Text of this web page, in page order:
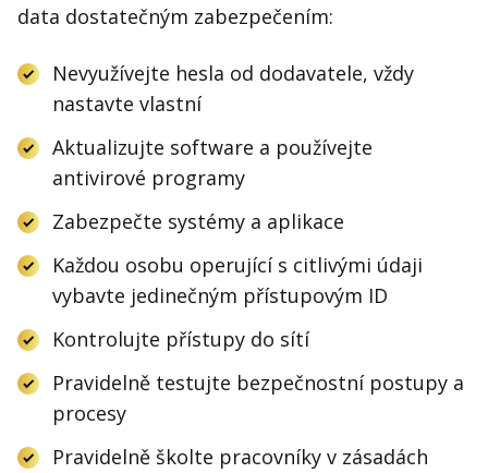
data dostatečným zabezpečením:
Nevyužívejte hesla od dodavatele, vždy
nastavte vlastní
Aktualizujte software a používejte
antivirové programy
Zabezpečte systémy a aplikace
Každou osobu operující s citlivými údaji
vybavte jedinečným přístupovým ID
Kontrolujte přístupy do sítí
Pravidelně testujte bezpečnostní postupy a
procesy
Pravidelně školte pracovníky v zásadách